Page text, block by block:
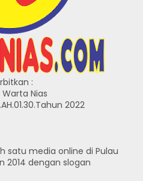
:
Warta Nias
2022
satu media online di Pulau
2014 dengan slogan